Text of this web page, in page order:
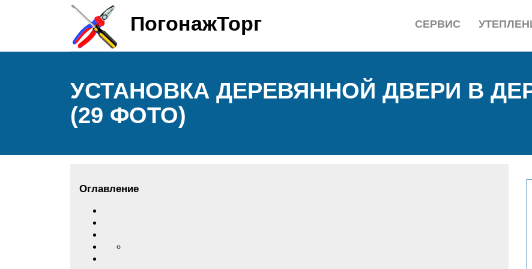
ПогонажТорг СЕРВИС
УСТАНОВКА ДЕРЕВЯННОЙ ДВЕРИ В
(29 ФОТО)
Оглавление